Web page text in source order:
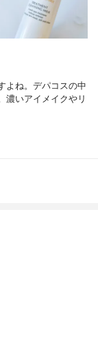
よね。デパコスの中
濃いアイメイクやリ